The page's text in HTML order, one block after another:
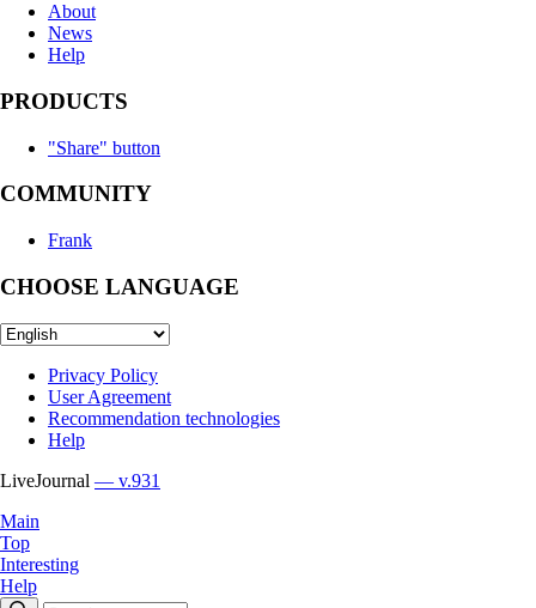
About
News
Help
PRODUCTS
"Share" button
COMMUNITY
Frank
CHOOSE LANGUAGE
Privacy Policy
User Agreement
Recommendation technologies
Help
LiveJournal — v.931
Main
Top
Interesting
Help